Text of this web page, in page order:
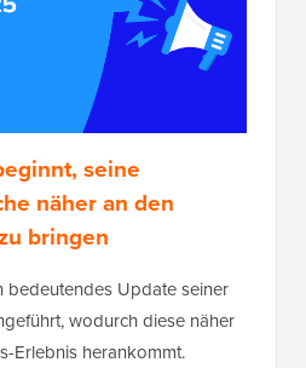
seine
näher an den
bringen
bedeutendes Update seiner
wodurch diese näher
Erlebnis herankommt.